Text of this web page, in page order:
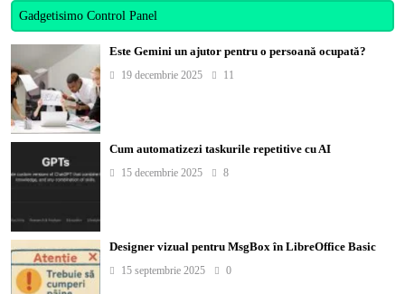
Gadgetisimo Control Panel
Este Gemini un ajutor pentru o persoană ocupată?
19 decembrie 2025 11
Cum automatizezi taskurile repetitive cu AI
15 decembrie 2025 8
Designer vizual pentru MsgBox în LibreOffice Basic
15 septembrie 2025 0